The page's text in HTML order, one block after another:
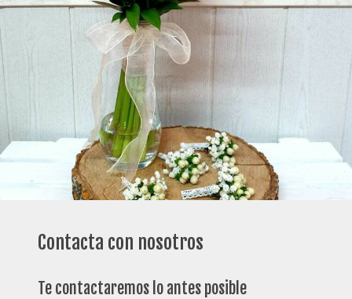
Contacta con nosotros
Te contactaremos lo antes posible